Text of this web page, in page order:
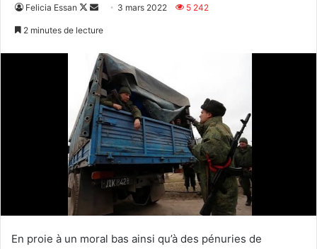
Felicia Essan
Follow
Envoyer3 mars 2022 5 242
2 minutes de lecture
En proie à un moral bas ainsi qu’à des pénuries de